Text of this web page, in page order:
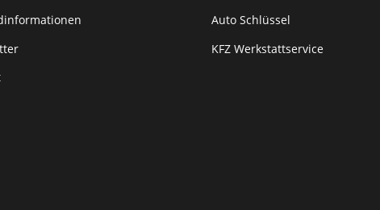
Auto Schlüssel
KFZ Werkstattservice